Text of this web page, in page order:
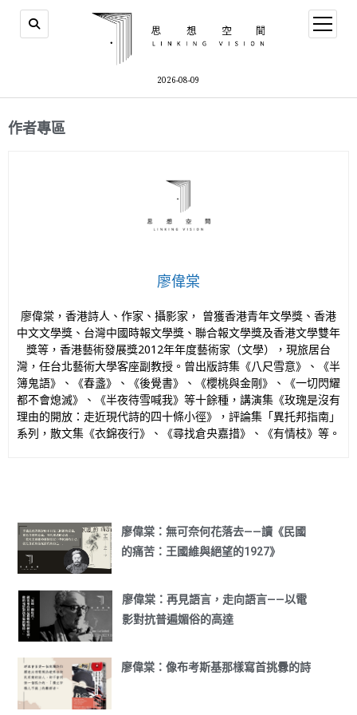
2026-08-09
作者專區
廖偉棠
廖偉棠，香港詩人、作家、攝影家， 曾獲香港青年文學獎、香港
中文文學獎、台灣中國時報文學獎、聯合報文學獎及香港文學雙年
獎等，香港藝術發展獎2012年年度藝術家（文學），現旅居台
灣，任台北藝術大學客座副教授。 曾出版詩集《八尺雪意》、《半
簿鬼語》、《春盞》、《後覺書》、《櫻桃與金剛》、《一切閃耀
都不會熄滅》、《半夜待雪喊我》等十餘種，講演集《玫瑰是沒有
理由的開放：走近現代詩的四十條小徑》，評論集「異托邦指南」
系列，散文集《衣錦夜行》、《尋找倉央嘉措》、《有情枝》等。
廖偉棠：無可奈何花落去——讀《民國
的痛苦：王國維與絕望的1927》
廖偉棠：再見語言，走向語言——以電
影對抗普遍媚俗的高達
廖偉棠：像布考斯基那樣寫首挑釁的詩